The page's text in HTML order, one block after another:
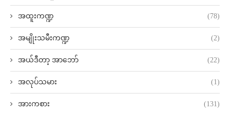
အထူးကဏ္ဍ (78)
အမျိုးသမီးကဏ္ဍ (2)
အယ်ဒီတာ့ အာဘော် (22)
အလုပ်သမား (1)
အားကစား (131)